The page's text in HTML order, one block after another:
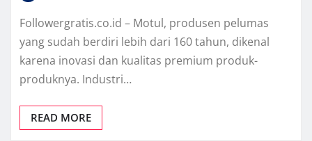
Followergratis.co.id – Motul, produsen pelumas
yang sudah berdiri lebih dari 160 tahun, dikenal
karena inovasi dan kualitas premium produk-
produknya. Industri…
READ MORE